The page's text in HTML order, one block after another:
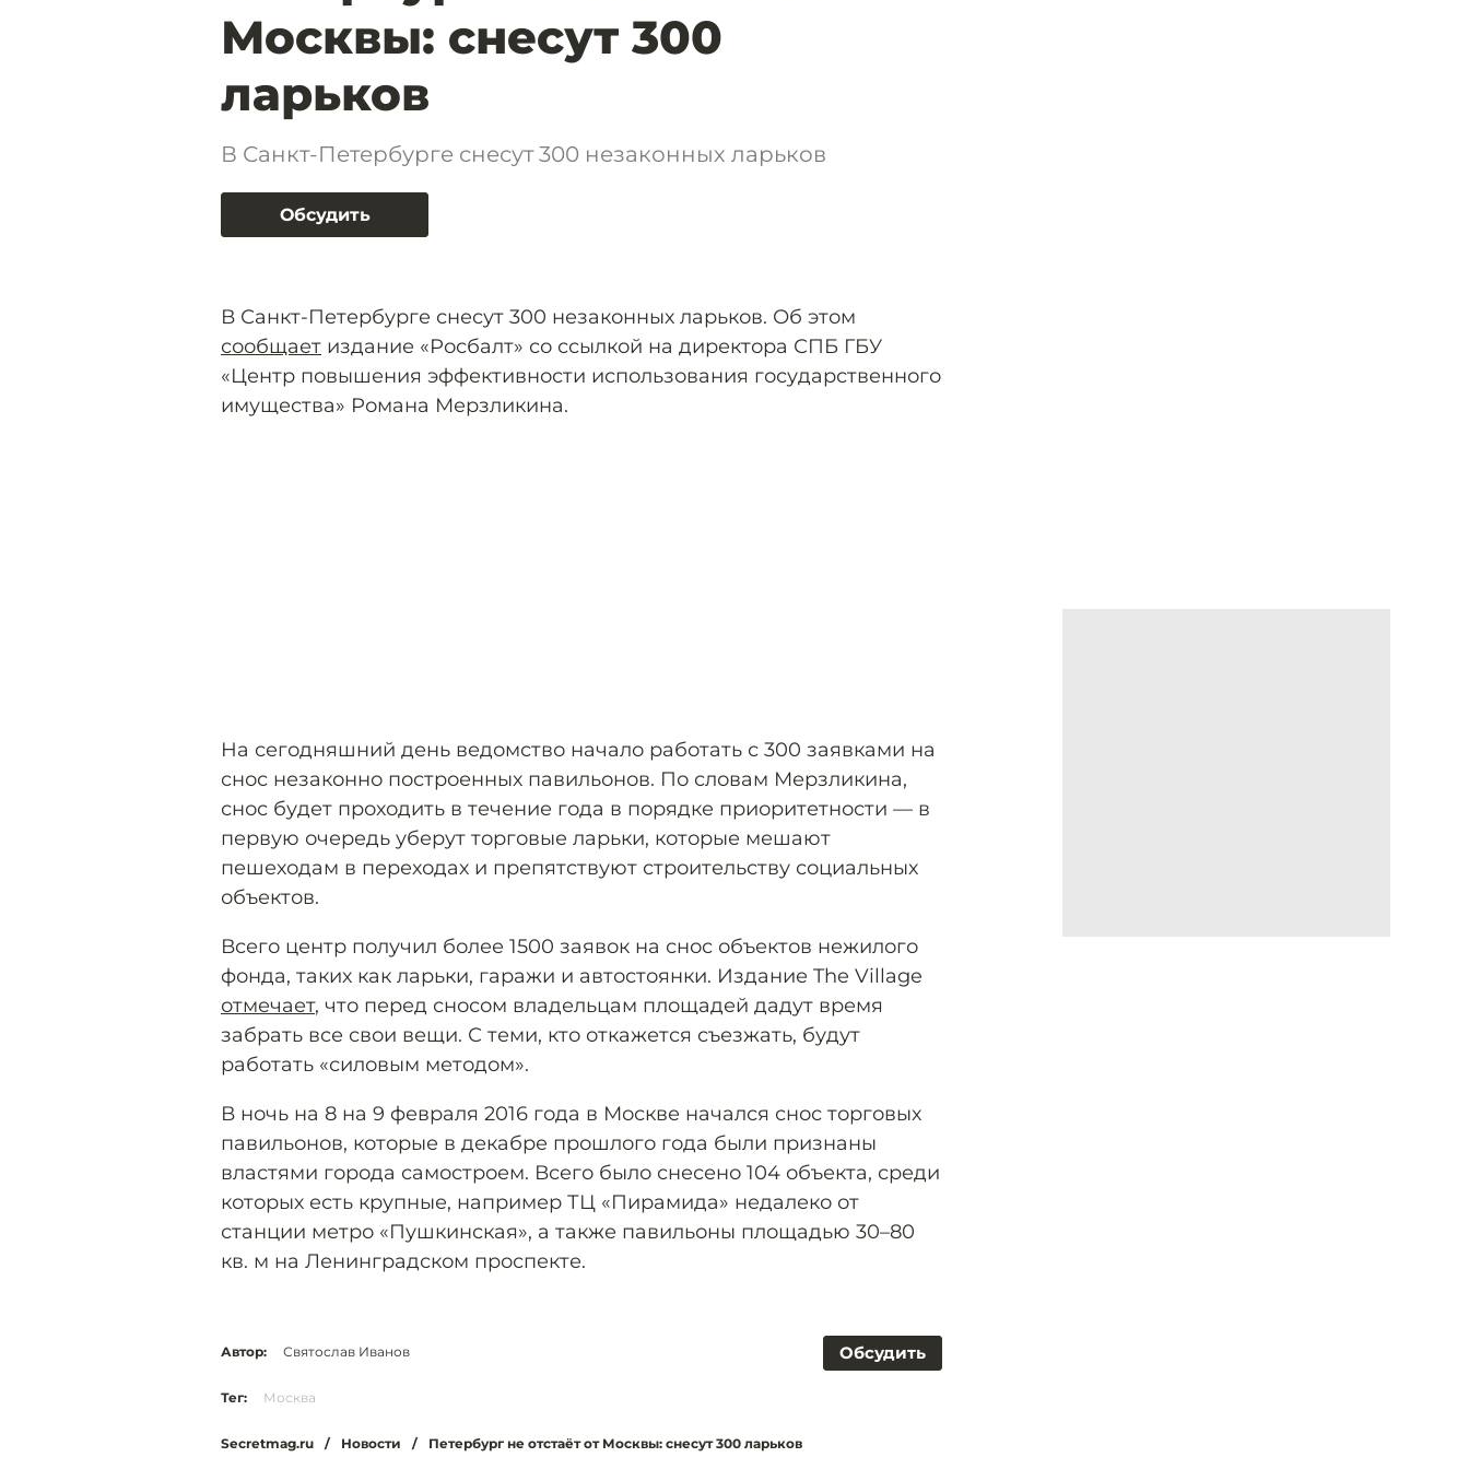
Москвы: снесут 300
ларьков
В Санкт-Петербурге снесут 300 незаконных ларьков
Обсудить
В Санкт-Петербурге снесут 300 незаконных ларьков. Об этом
сообщает издание «Росбалт» со ссылкой на директора СПБ ГБУ
«Центр повышения эффективности использования государственного
имущества» Романа Мерзликина.
На сегодняшний день ведомство начало работать с 300 заявками на
снос незаконно построенных павильонов. По словам Мерзликина,
снос будет проходить в течение года в порядке приоритетности — в
первую очередь уберут торговые ларьки, которые мешают
пешеходам в переходах и препятствуют строительству социальных
объектов.
Всего центр получил более 1500 заявок на снос объектов нежилого
фонда, таких как ларьки, гаражи и автостоянки. Издание The Village
отмечает, что перед сносом владельцам площадей дадут время
забрать все свои вещи. С теми, кто откажется съезжать, будут
работать «силовым методом».
В ночь на 8 на 9 февраля 2016 года в Москве начался снос торговых
павильонов, которые в декабре прошлого года были признаны
властями города самостроем. Всего было снесено 104 объекта, среди
которых есть крупные, например ТЦ «Пирамида» недалеко от
станции метро «Пушкинская», а также павильоны площадью 30–80
кв. м на Ленинградском проспекте.
Обсудить
Автор: Святослав Иванов
Тег: Москва
Secretmag.ru / Новости / Петербург не отстаёт от Москвы: снесут 300 ларьков